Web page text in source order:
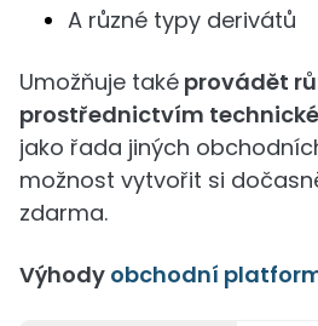
A různé typy derivátů
Umožňuje také provádět
prostřednictvím
jako řada jiných
možnost vytvořit si
zdarma.
Výhody obchodní